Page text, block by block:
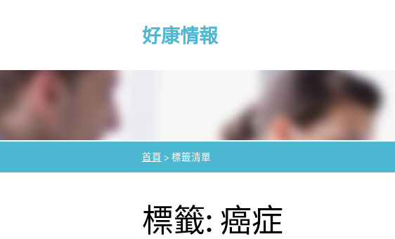
好康情報
首頁 > 標籤清單
標籤: 癌症